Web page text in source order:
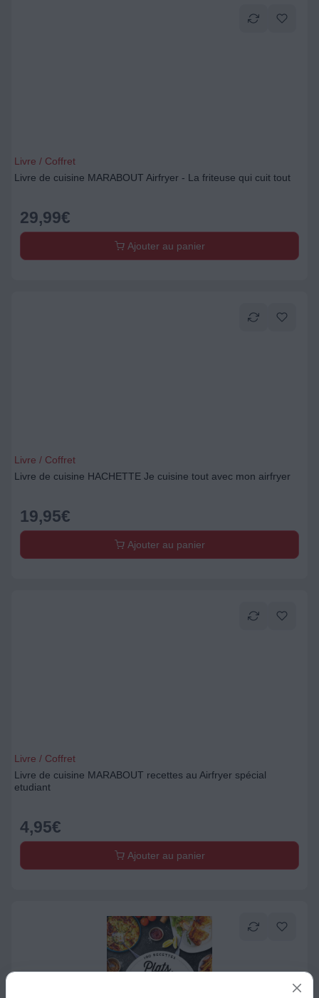
Livre / Coffret
Livre de cuisine MARABOUT Airfryer - La friteuse qui cuit tout
29,99€
Ajouter au panier
Livre / Coffret
Livre de cuisine HACHETTE Je cuisine tout avec mon airfryer
19,95€
Ajouter au panier
Livre / Coffret
Livre de cuisine MARABOUT recettes au Airfryer spécial
etudiant
4,95€
Ajouter au panier